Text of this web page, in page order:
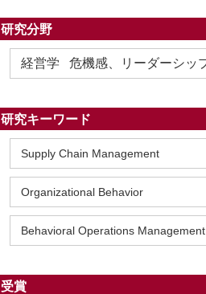
研究分野
経営学 危機感、リーダーシッ
研究キーワード
Supply Chain Management
Organizational Behavior
Behavioral Operations Management
受賞